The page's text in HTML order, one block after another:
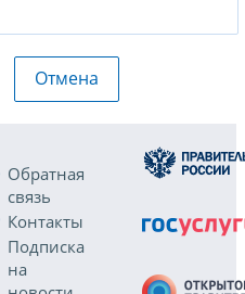
Отмена
Обратная
связь
Контакты
Подписка
на